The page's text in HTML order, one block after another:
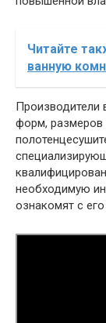
Читайте
ванную
Производители
форм, размеров
необходимую
ознакомят с его